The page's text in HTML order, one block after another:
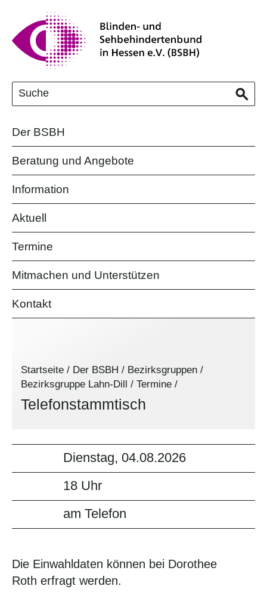
Der BSBH
Beratung und Angebote
Information
Aktuell
Termine
Mitmachen und Unterstützen
Kontakt
Startseite / Der BSBH / Bezirksgruppen /
Bezirksgruppe Lahn-Dill / Termine /
Telefonstammtisch
Dienstag, 04.08.2026
18 Uhr
am Telefon
Die Einwahldaten können bei Dorothee
Roth erfragt werden.